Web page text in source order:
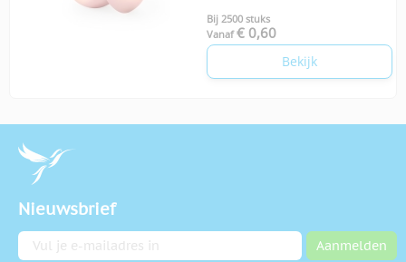
Bij 2500 stuks
Vanaf € 0,60
Bekijk
Nieuwsbrief
E-mailadres Aanmelden